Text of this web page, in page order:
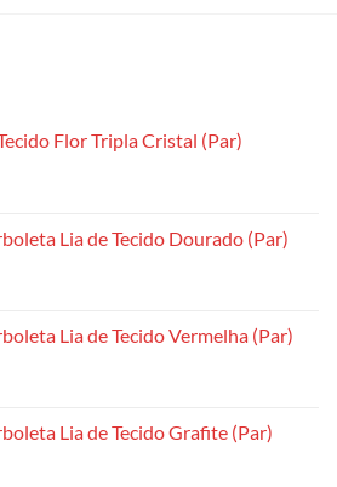
Flor Tripla Cristal (Par)
Lia de Tecido Dourado (Par)
Lia de Tecido Vermelha (Par)
Lia de Tecido Grafite (Par)